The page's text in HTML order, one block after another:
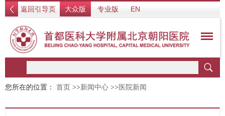
返回引导页 大众版 专业版 EN
您所在的位置： 首页 >>新闻中心 >> 医院新闻